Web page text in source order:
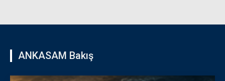
ANKASAM Bakış